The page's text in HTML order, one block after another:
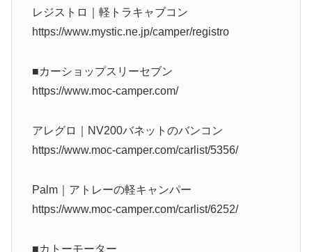
レジストロ｜軽トラキャブコン
https://www.mystic.ne.jp/camper/registro
■カーショップスリーセブン
https://www.moc-camper.com/
アレグロ｜NV200バネットのバンコン
https://www.moc-camper.com/carlist/5356/
Palm｜アトレーの軽キャンパー
https://www.moc-camper.com/carlist/6252/
■カトーモーター